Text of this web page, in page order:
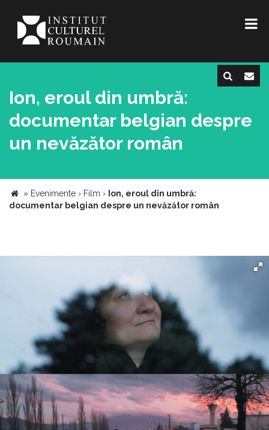
Ion, eroul din umbră:
documentar belgian despre
un nevăzător român
» Evenimente › Film › Ion, eroul din umbră:
documentar belgian despre un nevăzător român